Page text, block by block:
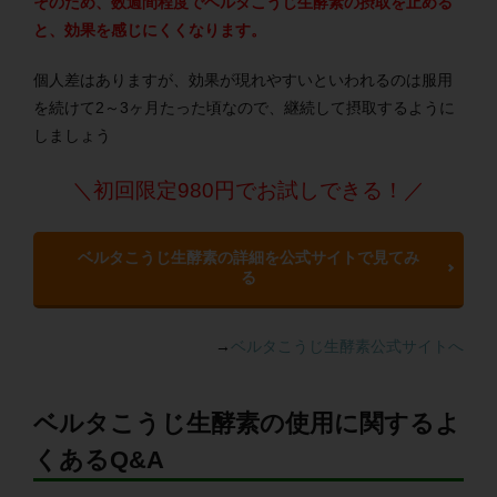
と、効果を感じにくくなります。
個人差はありますが、効果が現れやすいといわれるのは服用
を続けて2～3ヶ月たった頃なので、継続して摂取するように
しましょう
＼初回限定980円でお試しできる！／
ベルタこうじ生酵素の詳細を公式サイトで見てみ
る
→ ベルタこうじ生酵素公式サイトへ
ベルタこうじ生酵素の使用に関するよ
くあるQ&A